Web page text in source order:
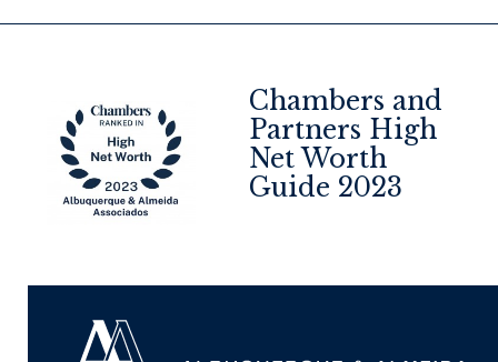
Chambers and
Partners High
Net Worth
Guide 2023